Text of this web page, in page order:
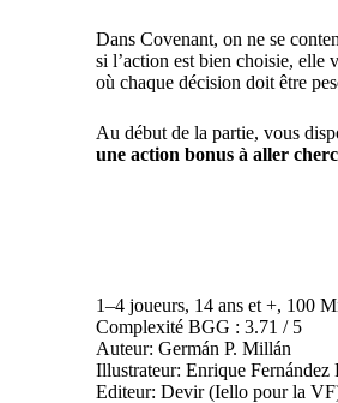
Dans Covenant, on ne se
si l’action est bien choisie, elle
où chaque décision doit être
Au début de la partie, vous
une action bonus à aller
1–4 joueurs, 14 ans et +, 100
Complexité BGG : 3.71 / 5
Auteur: Germán P. Millán
Illustrateur: Enrique Fernández
Editeur: Devir (Iello pour la